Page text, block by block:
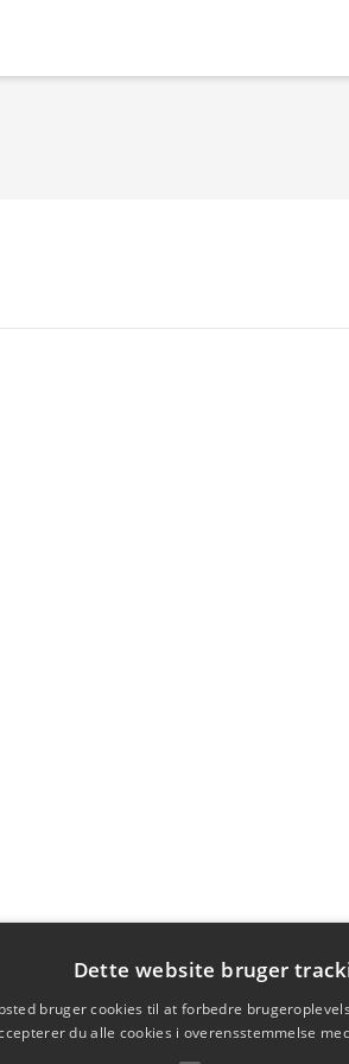
Dette website bruger
bruger cookies til at forbedre
du alle cookies i overensstemmelse